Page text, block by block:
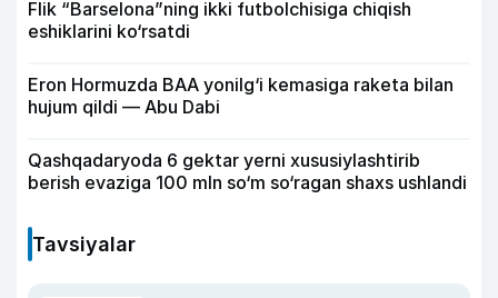
Flik “Barselona”ning ikki futbolchisiga chiqish
eshiklarini ko‘rsatdi
Eron Hormuzda BAA yonilg‘i kemasiga raketa bilan
hujum qildi — Abu Dabi
Qashqadaryoda 6 gektar yerni xususiylashtirib
berish evaziga 100 mln so‘m so‘ragan shaxs ushlandi
Tavsiyalar